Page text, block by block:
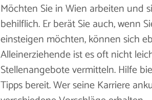
Möchten Sie in Wien arbeiten und
behilflich. Er berät Sie auch, wenn
einsteigen möchten, können sich
Alleinerziehende ist es oft nicht
Stellenangebote vermitteln. Hilfe
Tipps bereit. Wer seine Karriere